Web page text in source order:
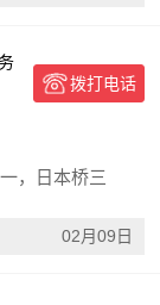
拨打电话
，日本桥三
02月09日